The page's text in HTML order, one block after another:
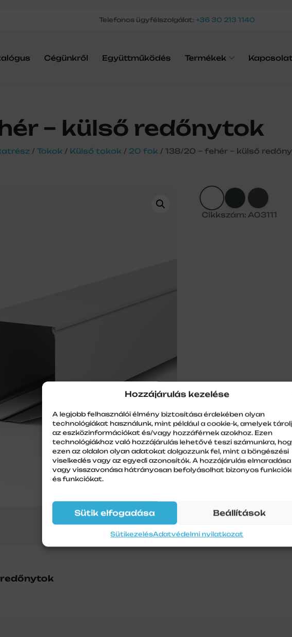
Hozzájárulás kezelése
A legjobb felhasználói élmény biztosítása érdekében olyan
technológiákat használunk, mint például a cookie-k, amelyek
az eszközinformációkat és/vagy hozzáférnek azokhoz. Ezen
technológiákhoz való hozzájárulás lehetővé teszi számunkra,
ezen az oldalon olyan adatokat dolgozzunk fel, mint a böngészési
viselkedés vagy az egyedi azonosítók. A hozzájárulás elmaradása
vagy visszavonása hátrányosan befolyásolhat bizonyos
és funkciókat.
Sütik elfogadása Beállítások
SütikezelésAdatvédelmi nyilatkozat
Telefonos ügyfélszolgálat: +36 30 213 1140
Cégünkről Együttműködés Termékek Kapcsolat
– külső redőnytok
/ Tokok / Külső tokok / 20 fok / 138/20 – fehér – külső
Cikkszám: A03111
redőnytok